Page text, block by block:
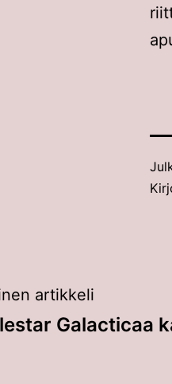
artikkeli
Galacticaa